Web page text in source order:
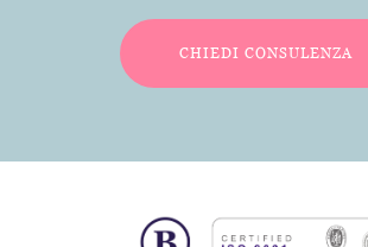
CHIEDI CONSULENZA